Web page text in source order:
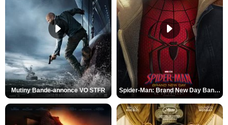
Mutiny Bande-annonce VO STFR Spider-Man: Brand New Day Bande-annonce VO STFR